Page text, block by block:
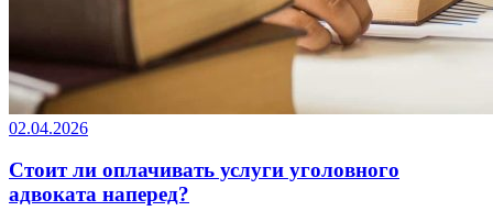
02.04.2026
Стоит ли оплачивать услуги уголовного
адвоката наперед?